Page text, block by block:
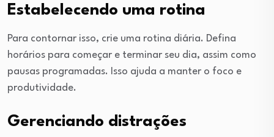
Estabelecendo uma rotina
Para contornar isso, crie uma rotina diária. Defina
horários para começar e terminar seu dia, assim como
pausas programadas. Isso ajuda a manter o foco e
produtividade.
Gerenciando distrações